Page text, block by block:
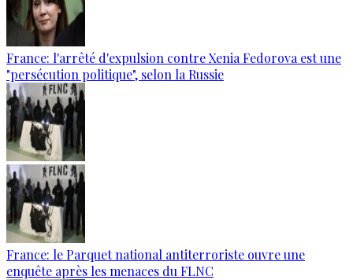
France: l'arrêté d'expulsion contre Xenia Fedorova est une
"persécution politique", selon la Russie
France: le Parquet national antiterroriste ouvre une
enquête après les menaces du FLNC